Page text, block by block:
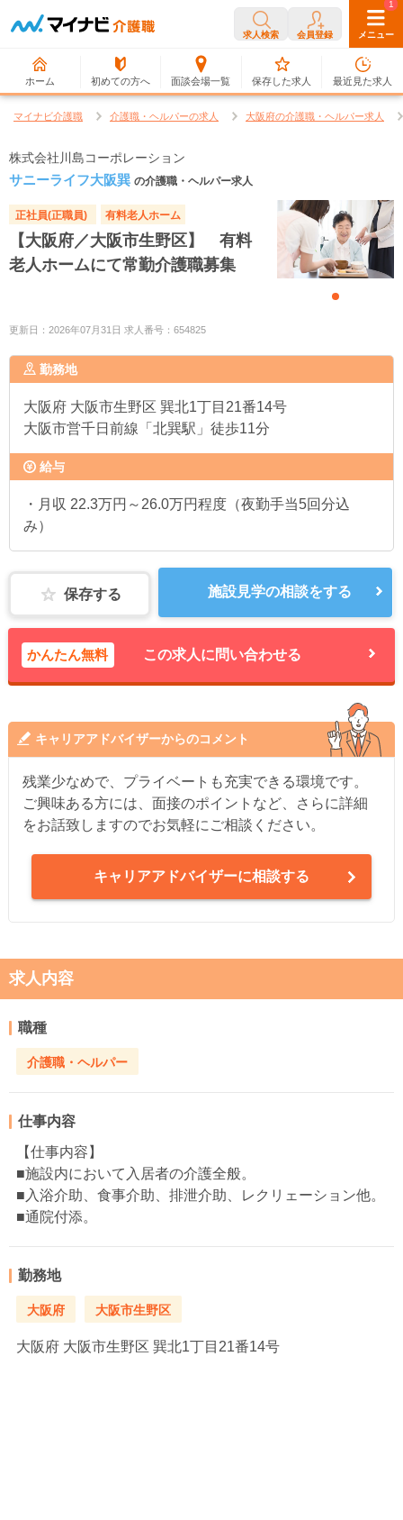
求人検索 会員登録 メニュー
ホーム 初めての方へ 面談会場一覧
0
保存した求人
1
最近見た求人
マイナビ介護職 介護職・ヘルパーの求人 大阪府の介護職・ヘルパー求人
株式会社川島コーポレーション
サニーライフ大阪巽 の介護職・ヘルパー求人
正社員(正職員) 有料老人ホーム
【大阪府／大阪市生野区】 有料
老人ホームにて常勤介護職募集
更新日：2026年07月31日 求人番号：654825
勤務地
大阪府 大阪市生野区 巽北1丁目21番14号
大阪市営千日前線「北巽駅」徒歩11分
給与
・月収 22.3万円～26.0万円程度（夜勤手当5回分込
み）
保存する 施設見学の相談をする
かんたん無料 この求人に問い合わせる
キャリアアドバイザーからのコメント
残業少なめで、プライベートも充実できる環境です。
ご興味ある方には、面接のポイントなど、さらに詳細
をお話致しますのでお気軽にご相談ください。
キャリアアドバイザーに相談する
求人内容
職種
介護職・ヘルパー
仕事内容
【仕事内容】
■施設内において入居者の介護全般。
■入浴介助、食事介助、排泄介助、レクリェーション他。
■通院付添。
勤務地
大阪府 大阪市生野区
大阪府 大阪市生野区 巽北1丁目21番14号